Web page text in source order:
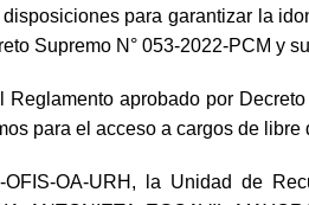
para garantizar la
Supremo N° 053-2022-PCM y
aprobado por
para el acceso a cargos de libre
OFIS-OA-URH, la Unidad de